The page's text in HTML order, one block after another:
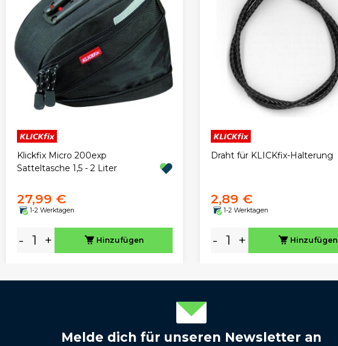
Klickfix Micro 200exp
Satteltasche 1,5 - 2 Liter
27,99 €
1-2 Werktagen
- + Hinzufügen
Draht für KLICKfix-Halterung
2,89 €
1-2 Werktagen
- + Hinzufügen
Melde dich für unseren Newsletter an